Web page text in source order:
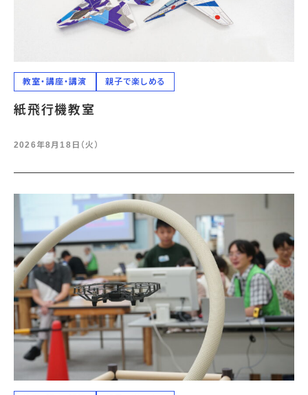
教室・講座・講演 親子で楽しめる
紙飛行機教室
2026年8月18日（火）